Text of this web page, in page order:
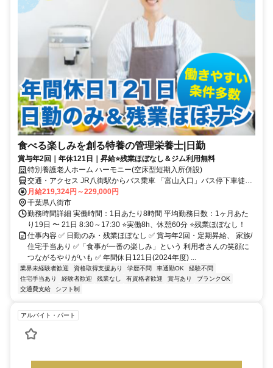
食べる楽しみを創る特養の管理栄養士|日勤
賞与年2回｜年休121日｜昇給⭐残業ほぼなし＆ジム利用無料
特別養護老人ホーム ハーモニー(空床型短期入所併設)
交通・アクセス JR八街駅からバス乗車 「富山入口」バス停下車徒歩
10分 （「八街駅」より車で7分） マイカー通勤ＯＫ※駐車場有り
月給219,324円～229,000円
千葉県八街市
勤務時間詳細 実働時間：1日あたり8時間 平均勤務日数：1ヶ月あた
り19日 〜 21日 8:30～17:30 ⭐実働8h、休憩60分 ⭐残業ほぼなし！
仕事内容 ✅ 日勤のみ・残業ほぼなし ✅ 賞与年2回・定期昇給、 家族/
住宅手当あり ✅「食事が一番の楽しみ」という 利用者さんの笑顔に
つながるやりがいも ✅ 年間休日121日(2024年度) ...
業界未経験者歓迎 資格取得支援あり 学歴不問 車通勤OK
経験不問
住宅手当あり
経験者歓迎 残業なし 有資格者歓迎 賞与あり
ブランクOK
交通費支給
シフト制
アルバイト・パート